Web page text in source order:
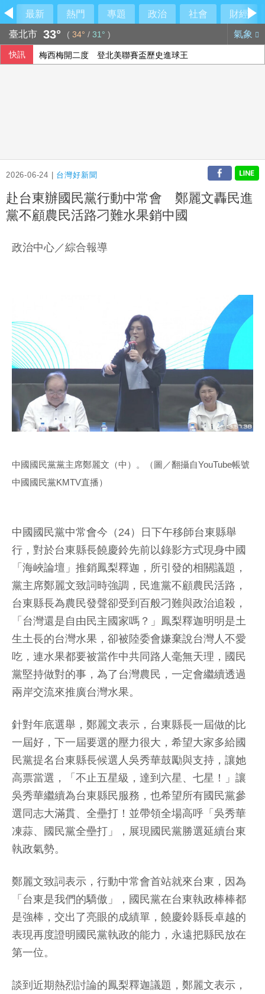
最新 熱門 專題 政治 社會
財經
臺北市 33° ( 34° / 31° ) 氣象
快訊 梅西梅開二度 登北美聯賽盃歷史進球王
2026-06-24 | 台灣好新聞
赴台東辦國民黨行動中常會 鄭麗文轟民進
黨不顧農民活路刁難水果銷中國
政治中心／綜合報導
中國國民黨黨主席鄭麗文（中）。（圖／翻攝自YouTube帳號
中國國民黨KMTV直播）
中國國民黨中常會今（24）日下午移師台東縣舉
行，對於台東縣長饒慶鈴先前以錄影方式現身中國
「海峽論壇」推銷鳳梨釋迦，所引發的相關議題，
黨主席鄭麗文致詞時強調，民進黨不顧農民活路，
台東縣長為農民發聲卻受到百般刁難與政治追殺，
「台灣還是自由民主國家嗎？」鳳梨釋迦明明是土
生土長的台灣水果，卻被陸委會嫌棄說台灣人不愛
吃，連水果都要被當作中共同路人毫無天理，國民
黨堅持做對的事，為了台灣農民，一定會繼續透過
兩岸交流來推廣台灣水果。
針對年底選舉，鄭麗文表示，台東縣長一屆做的比
一屆好，下一屆要選的壓力很大，希望大家多給國
民黨提名台東縣長候選人吳秀華鼓勵與支持，讓她
高票當選，「不止五星級，達到六星、七星！」讓
吳秀華繼續為台東縣民服務，也希望所有國民黨參
選同志大滿貫、全壘打！並帶領全場高呼「吳秀華
凍蒜、國民黨全壘打」，展現國民黨勝選延續台東
執政氣勢。
鄭麗文致詞表示，行動中常會首站就來台東，因為
「台東是我們的驕傲」，國民黨在台東執政棒棒都
是強棒，交出了亮眼的成績單，饒慶鈴縣長卓越的
表現再度證明國民黨執政的能力，永遠把縣民放在
第一位。
談到近期熱烈討論的鳳梨釋迦議題，鄭麗文表示，